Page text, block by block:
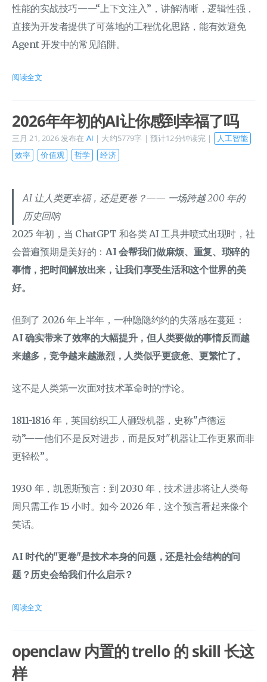
性能的实战技巧——“上下文注入”，讲解清晰，逻辑性强，
直接为开发者提供了可落地的工程优化思路，能有效避免
Agent 开发中的常见陷阱。
阅读全文
2026年年初的AI让你感到幸福了吗
三月 21, 2026 发布在 AI | 大约5779字 | 预计12分钟读完 |
人工智能
效率
价值观 哲学 经济
AI 让人类更幸福，还是更卷？—— 一场跨越 200 年的
历史回响
2025 年初，当 ChatGPT 和各类 AI 工具井喷式出现时，社
会普遍预期是美好的： AI 会帮我们做麻烦、重复、琐碎的
事情，把时间解放出来，让我们享受生活和这个世界的美
好。
但到了 2026 年上半年，一种隐隐约约的失落感在蔓延：
AI 确实带来了效率的大幅提升，但人类要做的事情反而越
来越多，竞争越来越激烈，人类似乎更疲惫、更繁忙了。
这不是人类第一次面对技术革命时的悖论。
1811-1816 年，英国纺织工人砸毁机器，史称"卢德运
动”——他们不是反对进步，而是反对"机器让工作更累而非
更轻松”。
1930 年，凯恩斯预言：到 2030 年，技术进步将让人类每
周只需工作 15 小时。如今 2026 年，这个预言看起来像个
笑话。
AI 时代的"更卷"是技术本身的问题，还是社会结构的问
题？历史会给我们什么启示？
阅读全文
openclaw 内置的 trello 的 skill 长这
样